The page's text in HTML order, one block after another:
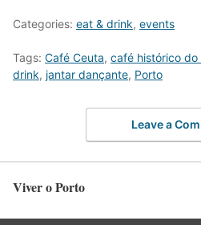
Categories: eat & drink, events
Tags: Café Ceuta, café histórico do
drink, jantar dançante, Porto
Leave a
Viver o Porto